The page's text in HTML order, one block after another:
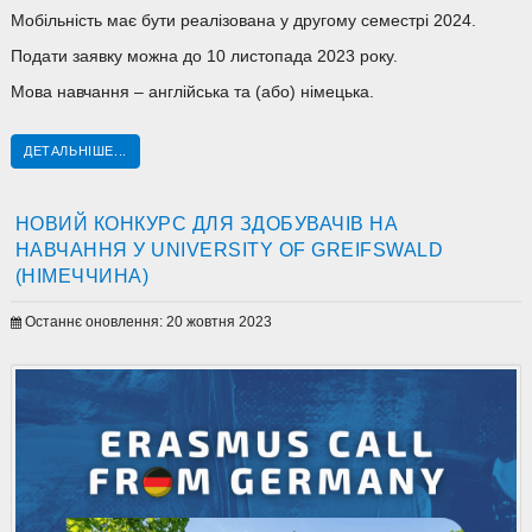
Мобільність має бути реалізована у другому семестрі 2024.
Подати заявку можна до 10 листопада 2023 року.
Мова навчання – англійська та (або) німецька.
ДЕТАЛЬНІШЕ...
НОВИЙ КОНКУРС ДЛЯ ЗДОБУВАЧІВ НА
НАВЧАННЯ У UNIVERSITY OF GREIFSWALD
(НІМЕЧЧИНА)
Останнє оновлення: 20 жовтня 2023